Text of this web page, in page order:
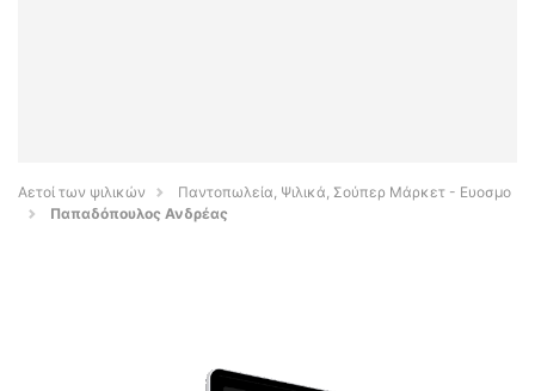
Αετοί των ψιλικών
Παντοπωλεία, Ψιλικά, Σούπερ Μάρκετ - Ευοσμο
Παπαδόπουλος Ανδρέας